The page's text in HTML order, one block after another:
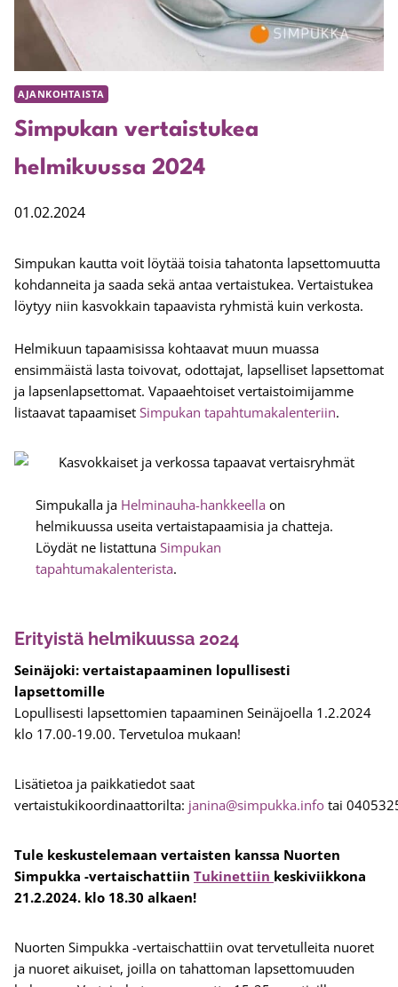
AJANKOHTAISTA
Simpukan vertaistukea
helmikuussa 2024
01.02.2024
Simpukan kautta voit löytää toisia tahatonta lapsettomuutta
kohdanneita ja saada sekä antaa vertaistukea. Vertaistukea
löytyy niin kasvokkain tapaavista ryhmistä kuin verkosta.
Helmikuun tapaamisissa kohtaavat muun muassa
ensimmäistä lasta toivovat, odottajat, lapselliset lapsettomat
ja lapsenlapsettomat. Vapaaehtoiset vertaistoimijamme
listaavat tapaamiset Simpukan tapahtumakalenteriin.
Simpukalla ja Helminauha-hankkeella on
helmikuussa useita vertaistapaamisia ja chatteja.
Löydät ne listattuna Simpukan
tapahtumakalenterista.
Erityistä helmikuussa 2024
Seinäjoki: vertaistapaaminen lopullisesti
lapsettomille
Lopullisesti lapsettomien tapaaminen Seinäjoella 1.2.2024
klo 17.00-19.00. Tervetuloa mukaan!
Lisätietoa ja paikkatiedot saat
vertaistukikoordinaattorilta: janina@simpukka.info tai
Tule keskustelemaan vertaisten kanssa Nuorten
Simpukka -vertaischattiin Tukinettiin keskiviikkona
21.2.2024. klo 18.30 alkaen!
Nuorten Simpukka -vertaischattiin ovat tervetulleita nuoret
ja nuoret aikuiset, joilla on tahattoman lapsettomuuden